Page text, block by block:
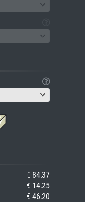
€ 84.37
€ 14.25
€ 46.20